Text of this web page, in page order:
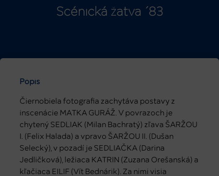
Scénická žatva ´83
Popis
Čiernobiela fotografia zachytáva postavy z
inscenácie MATKA GURÁŽ. V povrazoch je
chytený SEDLIAK (Milan Bachratý) zľava ŠARŽOU
I. (Felix Halada) a vpravo ŠARŽOU II. (Dušan
Selecký), v pozadí je SEDLIAČKA (Darina
Jedličková), ležiaca KATRIN (Zuzana Orešanská) a
kľačiaca EILIF (Vít Bednárik). Za nimi visia